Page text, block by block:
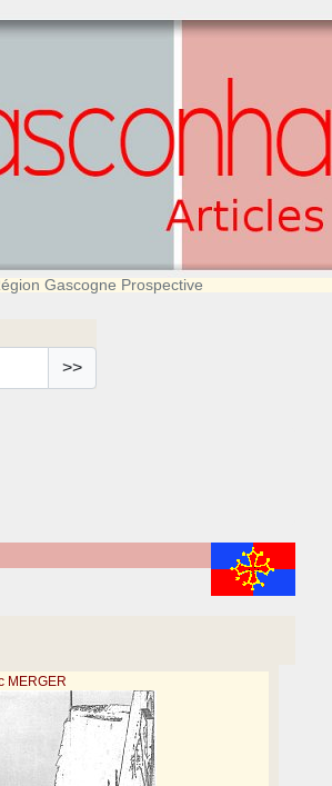
Gascogne Prospective
>>
MERGER